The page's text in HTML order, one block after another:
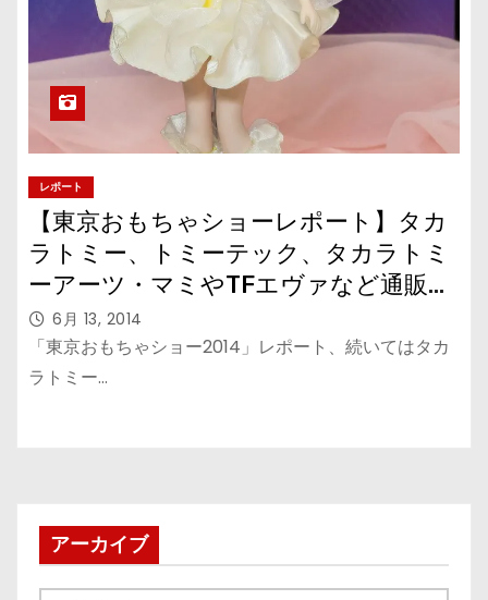
レポート
【東京おもちゃショーレポート】タカ
ラトミー、トミーテック、タカラトミ
ーアーツ・マミやTFエヴァなど通販ア
イテムや1/12スケール電車、NEXTAコ
ーナー
6月 13, 2014
「東京おもちゃショー2014」レポート、続いてはタカ
ラトミー…
アーカイブ